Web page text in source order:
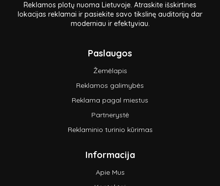
Reklamos plotų nuoma Lietuvoje. Atraskite išskirtines
lokacijas reklamai ir pasiekite savo tikslinę auditoriją dar
moderniau ir efektyviau.
Paslaugos
Žemėlapis
Reklamos galimybės
Reklama pagal miestus
Partnerystė
Reklaminio turinio kūrimas
Informacija
Apie Mus